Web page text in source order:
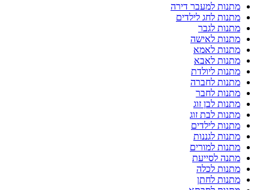
מתנות למעבר דירה
מתנות לחג לילדים
מתנות לגבר
מתנות לאישה
מתנות לאמא
מתנות לאבא
מתנות ליולדת
מתנות לחברה
מתנות לחבר
מתנות לבן זוג
מתנות לבת זוג
מתנות לילדים
מתנות לגננות
מתנות למורים
מתנה לסייעת
מתנות לכלה
מתנות לחתן